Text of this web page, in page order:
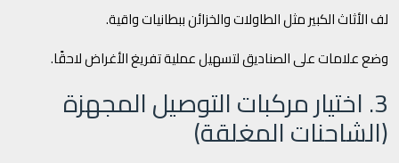
لف الأثاث الكبير مثل الطاولات والخزائن ببطانيات واقية.
وضع علامات على الصناديق لتسهيل عملية تفريغ الأغراض لاحقًا.
3. اختيار مركبات التوصيل المجهزة
(الشاحنات المغلقة)